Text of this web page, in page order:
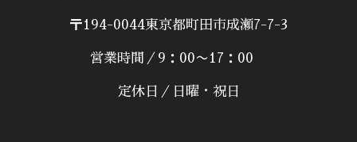
〒194-0044東京都町田市成瀬7-7-3
営業時間／9：00〜17：00
定休日／日曜・祝日